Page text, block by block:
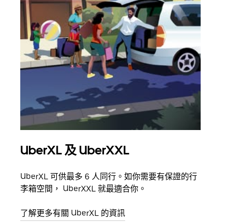
UberXL 及 UberXXL
UberXL 可供最多 6 人同行。如你需要有保證的行
李箱空間， UberXXL 就最適合你。
了解更多有關 UberXL 的資訊